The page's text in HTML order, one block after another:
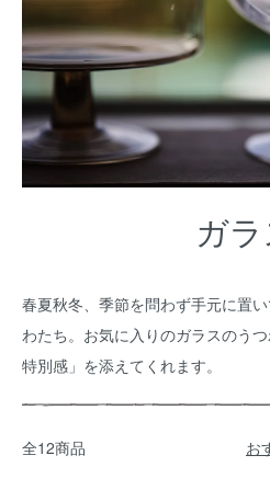
ガラ
春夏秋冬、季節を問わず手元に置
わたち。お気に入りのガラスのう
特別感」を添えてくれます。
全12商品 お